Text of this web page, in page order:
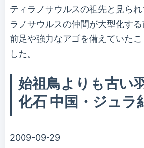
ティラノサウルスの祖先と見ら
ラノサウルスの仲間が大型化す
前足や強力なアゴを備えていたこ
した。
始祖鳥よりも古い
化石 中国・ジュラ
2009-09-29